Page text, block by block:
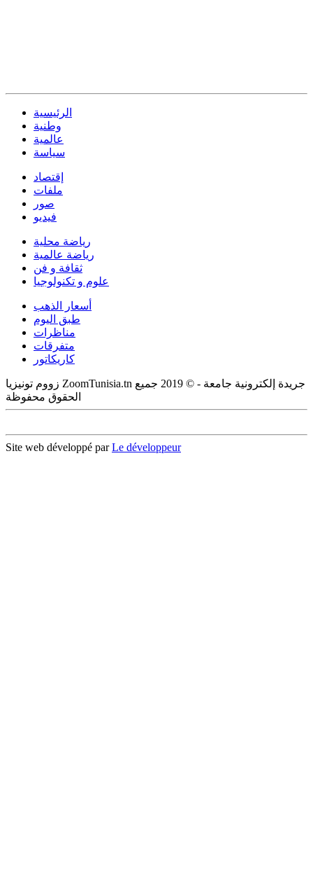
الرئيسية
وطنية
عالمية
سياسة
إقتصاد
ملفات
صور
فيديو
رياضة محلية
رياضة عالمية
ثقافة و فن
علوم و تكنولوجيا
أسعار الذهب
طبق اليوم
مناظرات
متفرقات
كاريكاتور
زووم تونيزيا ZoomTunisia.tn جريدة إلكترونية جامعة - © 2019 جميع
الحقوق محفوظة
Site web développé parLe développeur